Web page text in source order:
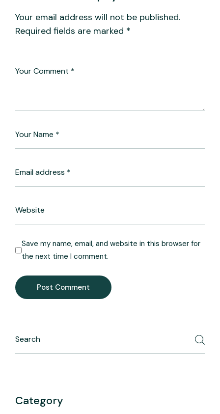
Your email address will not be published.
Required fields are marked *
Save my name, email, and website in this browser for
the next time I comment.
Post Comment
Category